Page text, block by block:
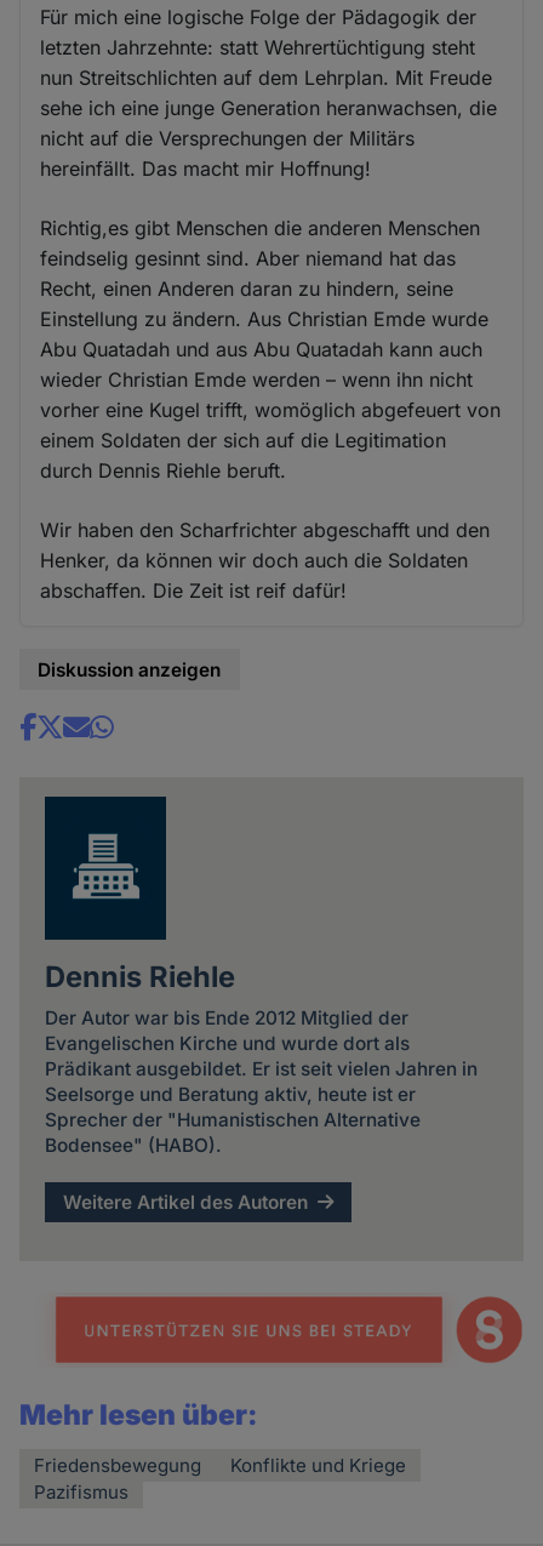
Für mich eine logische Folge der Pädagogik der
letzten Jahrzehnte: statt Wehrertüchtigung steht
nun Streitschlichten auf dem Lehrplan. Mit Freude
sehe ich eine junge Generation heranwachsen, die
nicht auf die Versprechungen der Militärs
hereinfällt. Das macht mir Hoffnung!
Richtig,es gibt Menschen die anderen Menschen
feindselig gesinnt sind. Aber niemand hat das
Recht, einen Anderen daran zu hindern, seine
Einstellung zu ändern. Aus Christian Emde wurde
Abu Quatadah und aus Abu Quatadah kann auch
wieder Christian Emde werden – wenn ihn nicht
vorher eine Kugel trifft, womöglich abgefeuert von
einem Soldaten der sich auf die Legitimation
durch Dennis Riehle beruft.
Wir haben den Scharfrichter abgeschafft und den
Henker, da können wir doch auch die Soldaten
abschaffen. Die Zeit ist reif dafür!
Diskussion anzeigen
Share
Dennis Riehle
Der Autor war bis Ende 2012 Mitglied der
Evangelischen Kirche und wurde dort als
Prädikant ausgebildet. Er ist seit vielen Jahren in
Seelsorge und Beratung aktiv, heute ist er
Sprecher der "Humanistischen Alternative
Bodensee" (HABO).
Weitere Artikel des Autoren
Mehr lesen über:
Friedensbewegung
Konflikte und Kriege
Pazifismus